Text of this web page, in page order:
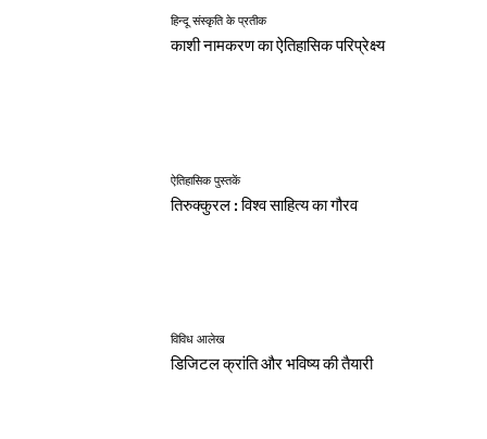
हिन्दू संस्कृति के प्रतीक
काशी नामकरण का ऐतिहासिक परिप्रेक्ष्य
ऐतिहासिक पुस्तकें
तिरुक्कुरल : विश्व साहित्य का गौरव
विविध आलेख
डिजिटल क्रांति और भविष्य की तैयारी